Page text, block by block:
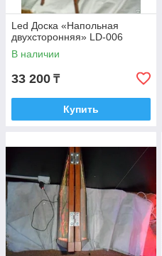
Led Доска «Напольная
двухсторонняя» LD-006
В наличии
33 200 ₸
Купить